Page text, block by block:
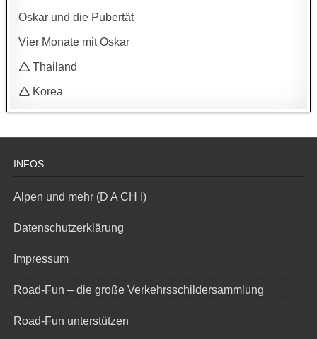
Oskar und die Pubertät
Vier Monate mit Oskar
🛆 Thailand
🛆 Korea
INFOS
Alpen und mehr (D A CH I)
Datenschutzerklärung
Impressum
Road-Fun – die große Verkehrsschildersammlung
Road-Fun unterstützen